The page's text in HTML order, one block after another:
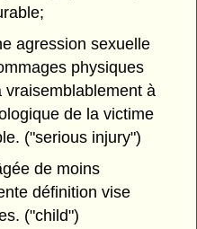
agression sexuelle
physiques
vraisemblablement à
de la victime
("serious injury")
de moins
définition vise
("child")